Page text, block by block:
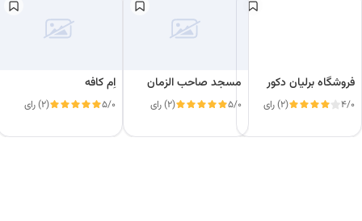
فروشگاه برلیان دکور
4/0 (2) رای
مسجد صاحب الزمان
5/0 (2) رای
اِم کافه
5/0 (2) رای